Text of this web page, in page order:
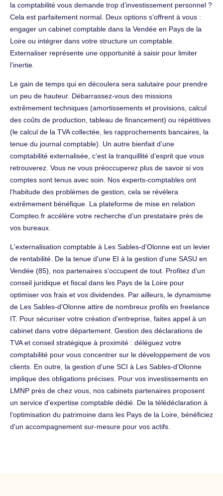
la comptabilité vous demande trop d’investissement personnel ?
Cela est parfaitement normal. Deux options s’offrent à vous :
engager un cabinet comptable dans la Vendée en Pays de la
Loire ou intégrer dans votre structure un comptable.
Externaliser représente une opportunité à saisir pour limiter
l’inertie.
Le gain de temps qui en découlera sera salutaire pour prendre
un peu de hauteur. Débarrassez-vous des missions
extrêmement techniques (amortissements et provisions, calcul
des coûts de production, tableau de financement) ou répétitives
(le calcul de la TVA collectée, les rapprochements bancaires, la
tenue du journal comptable). Un autre bienfait d’une
comptabilité externalisée, c’est la tranquillité d’esprit que vous
retrouverez. Vous ne vous préoccuperez plus de savoir si vos
comptes sont tenus avec soin. Nos experts-comptables ont
l’habitude des problèmes de gestion, cela se révélera
extrêmement bénéfique. La plateforme de mise en relation
Compteo.fr accélère votre recherche d’un prestataire près de
vos bureaux.
L'externalisation comptable à Les Sables-d’Olonne est un levier
de rentabilité. De la tenue d'une EI à la gestion d'une SASU en
Vendée (85), nos partenaires s'occupent de tout. Profitez d'un
conseil juridique et fiscal dans les Pays de la Loire pour
optimiser vos frais et vos dividendes. Par ailleurs, le dynamisme
de Les Sables-d’Olonne attire de nombreux profils en freelance
IT. Pour sécuriser votre création d'entreprise, faites appel à un
cabinet dans votre département. Gestion des déclarations de
TVA et conseil stratégique à proximité : déléguez votre
comptabilité pour vous concentrer sur le développement de vos
clients. En outre, la gestion d'une SCI à Les Sables-d’Olonne
implique des obligations précises. Pour vos investissements en
LMNP près de chez vous, nos cabinets partenaires proposent
un service d'expertise comptable dédié. De la télédéclaration à
l'optimisation du patrimoine dans les Pays de la Loire, bénéficiez
d'un accompagnement sur-mesure pour vos actifs.